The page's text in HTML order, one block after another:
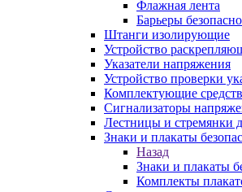
Флажная лента
Барьеры
Штанги изолирующие
Устройство
Указатели напряжения
Устройство проверки
Комплектующие
Сигнализаторы
Лестницы и стремянки
Знаки и плакаты
Назад
Знаки и плакаты
Комплекты